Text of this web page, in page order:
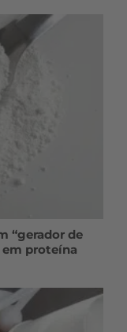
“gerador de
proteína